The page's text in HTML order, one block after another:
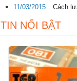
11/03/2015
Cách
TIN NỔI BẬT